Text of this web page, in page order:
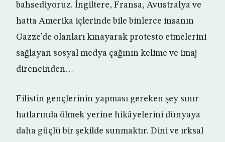
bahsediyoruz. İngiltere, Fransa, Avustralya ve
hatta Amerika içlerinde bile binlerce insanın
Gazze’de olanları kınayarak protesto etmelerini
sağlayan sosyal medya çağının kelime ve imaj
direncinden…
Filistin gençlerinin yapması gereken şey sınır
hatlarında ölmek yerine hikâyelerini dünyaya
daha güçlü bir şekilde sunmaktır. Dini ve ırksal